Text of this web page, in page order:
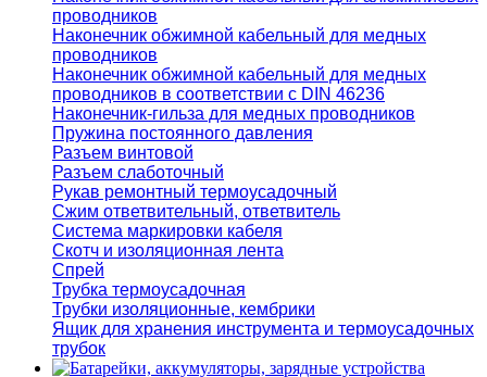
проводников
Наконечник обжимной кабельный для медных
проводников
Наконечник обжимной кабельный для медных
проводников в соответствии с DIN 46236
Наконечник-гильза для медных проводников
Пружина постоянного давления
Разъем винтовой
Разъем слаботочный
Рукав ремонтный термоусадочный
Сжим ответвительный, ответвитель
Система маркировки кабеля
Скотч и изоляционная лента
Спрей
Трубка термоусадочная
Трубки изоляционные, кембрики
Ящик для хранения инструмента и термоусадочных
трубок